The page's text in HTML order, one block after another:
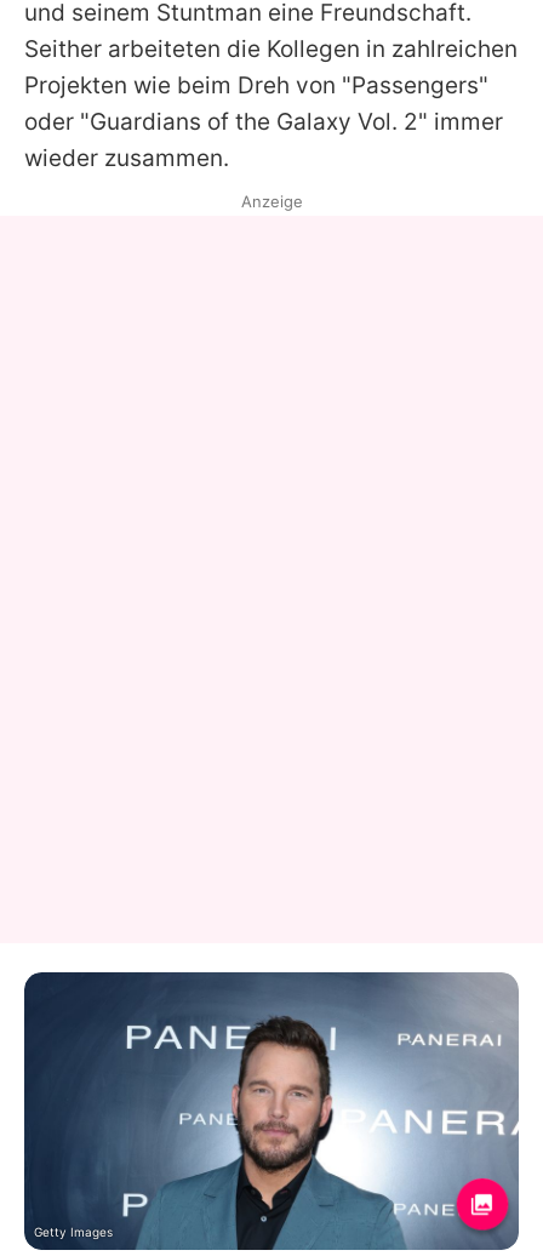
und seinem Stuntman eine Freundschaft.
Seither arbeiteten die Kollegen in zahlreichen
Projekten wie beim Dreh von "Passengers"
oder "Guardians of the Galaxy Vol. 2" immer
wieder zusammen.
Anzeige
Getty Images